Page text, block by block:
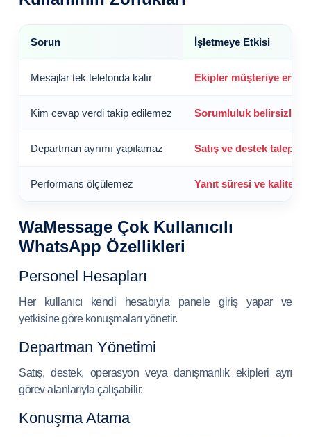
Sorun İşletmeye Etkisi
Mesajlar tek telefonda kalır Ekipler müşteriye
Kim cevap verdi takip edilemez Sorumluluk belirsizleşir
Departman ayrımı yapılamaz Satış ve destek talepleri
Performans ölçülemez Yanıt süresi ve kalite
WaMessage Çok Kullanıcılı
WhatsApp Özellikleri
Personel Hesapları
Her kullanıcı kendi hesabıyla panele giriş yapar ve
yetkisine göre konuşmaları yönetir.
Departman Yönetimi
Satış, destek, operasyon veya danışmanlık ekipleri ayrı
görev alanlarıyla çalışabilir.
Konuşma Atama